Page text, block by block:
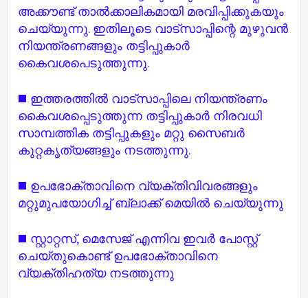
അക്കൗണ്ട് താൽക്കാലികമായി മരവിപ്പിക്കുകയും
ചെയ്യുന്നു. ഇതിലൂടെ വാട്സാപ്പിന്റെ മുഴുവൻ
നിയന്ത്രണങ്ങളും തട്ടിപ്പുകാർ
കൈവശപെടുത്തുന്നു.
◼️ ഇത്തരത്തിൽ വാട്സാപ്പിലെ നിയന്ത്രണം
കൈവശപ്പെടുത്തുന്ന തട്ടിപ്പുകാർ നിരവധി
സാമ്പത്തിക തട്ടിപ്പുകളും മറ്റു സൈബർ
കുറ്റകൃത്യങ്ങളും നടത്തുന്നു.
◼️ ഉപഭോക്താവിനെ വ്യക്തിവിവരങ്ങളും
മറ്റുമുപയോഗിച്ച് ബ്ലാക്ക് മെയിൽ ചെയ്യുന്നു
◼️ സ്റ്റാറ്റസ്, മെസേജ് എന്നിവ ഇവർ പോസ്റ്റ്
ചെയ്തുകൊണ്ട് ഉപഭോക്താവിനെ
വ്യക്തിഹത്യ നടത്തുന്നു